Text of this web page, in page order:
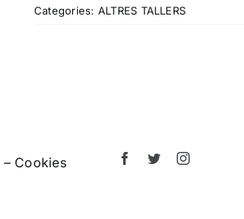
Categories: ALTRES TALLERS
– Cookies